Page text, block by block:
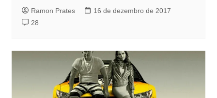
Ramon Prates
16 de dezembro de 2017
28